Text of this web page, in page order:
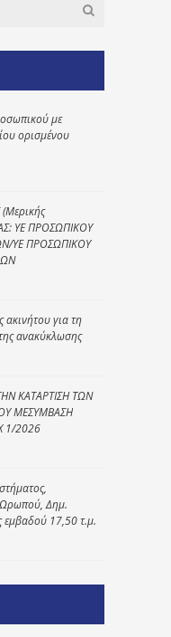
με
ορισμένου
ΥΕ ΠΡΟΣΩΠΙΚΟΥ
ΥΕ ΠΡΟΣΩΠΙΚΟΥ
για τη
ανακύκλωσης
ΚΑΤΑΡΤΙΣΗ ΤΩΝ
ΜΕΣΥΜΒΑΣΗ
1/2026
Δημ.
εμβαδού 17,50 τ.μ.